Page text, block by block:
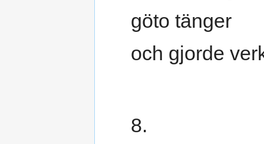
göto tänger
och gjorde
8.